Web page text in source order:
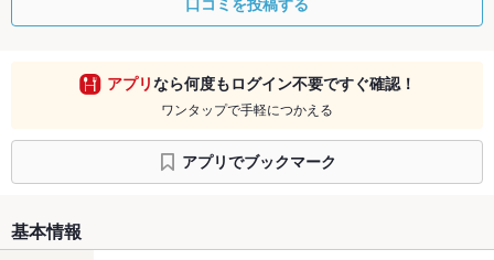
アプリなら何度もログイン不要ですぐ確認！
ワンタップで手軽につかえる
アプリでブックマーク
基本情報